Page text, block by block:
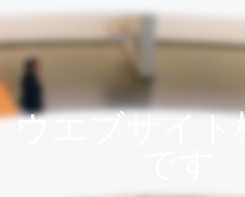
ウエブサイト